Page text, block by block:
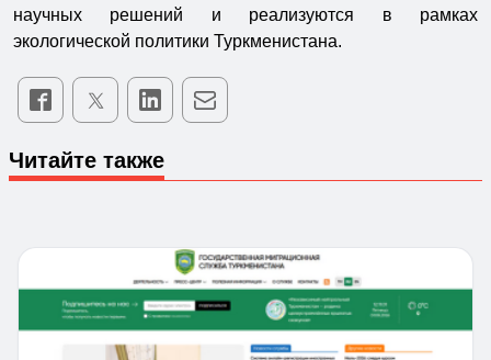
научных решений и реализуются в рамках
экологической политики Туркменистана.
Читайте также